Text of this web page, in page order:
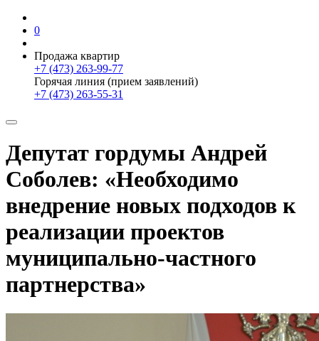
0
Продажа квартир
+7 (473) 263-99-77
Горячая линия (прием заявлений)
+7 (473) 263-55-31
Депутат гордумы Андрей
Соболев: «Необходимо
внедрение новых подходов к
реализации проектов
муниципально-частного
партнерства»